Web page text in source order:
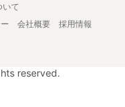
いて
会社概要
採用情報
reserved.